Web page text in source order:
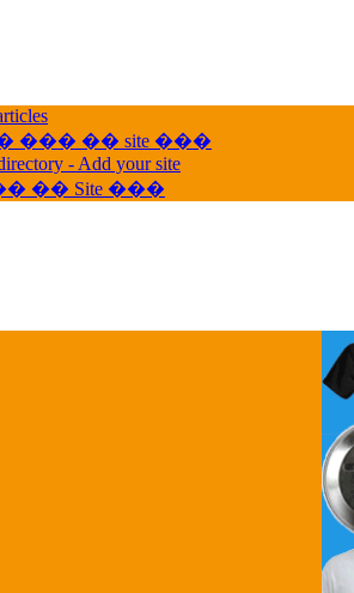
��� �� site ���
- Add your site
�� Site ���